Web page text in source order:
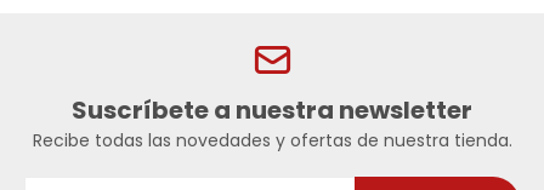
Suscríbete a nuestra newsletter
Recibe todas las novedades y ofertas de nuestra tienda.